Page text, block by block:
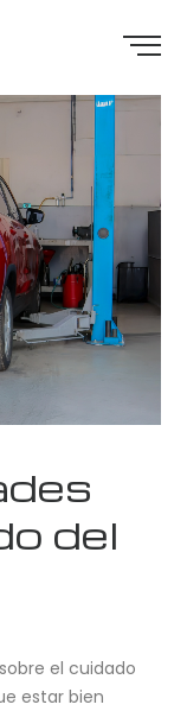
del
el cuidado
estar bien